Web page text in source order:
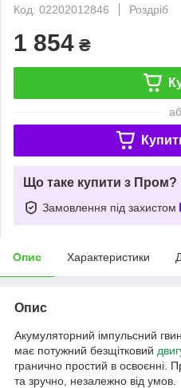
Код: 02202012846
Роздріб
1 854 ₴
Що таке купити з Пром?
Замовлення під захистом
Опис Характеристики
Опис
Акумуляторний імпульсний
має потужний безщітковий
гранично простий в освоєнні.
та зручно, незалежно від умов.